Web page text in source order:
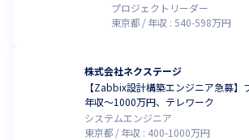
プロジェクトリーダー
東京都
年収 :540-598万円
株式会社ネクステージ
【Zabbix設計構築エンジニア急募
年収～1000万円、テレワーク
システムエンジニア
東京都
年収 : 400-1000万円